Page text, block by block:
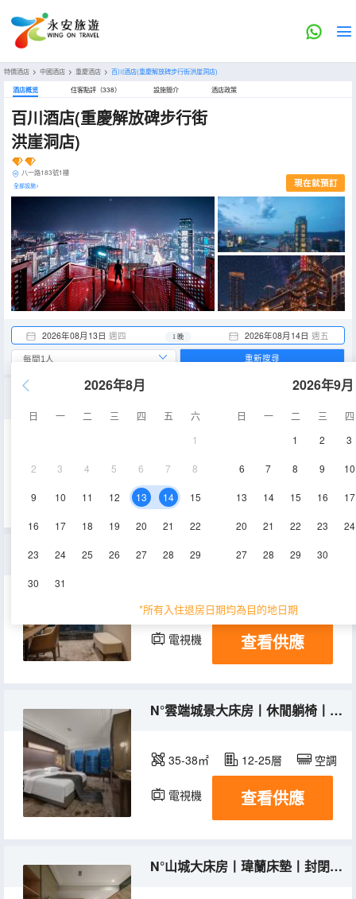
特價酒店 > 中國酒店 > 重慶酒店 > 百川酒店(重慶解放碑步行街洪崖洞店)
酒店概览 住客點評（338） 設施簡介 酒店政策
百川酒店(重慶解放碑步行街
洪崖洞店)
八一路183號1樓
全部設施> 現在就預訂
2026年08月13日 週四 2026年08月14日 週五
1 晚
2026年8月
日 一 二 三 四 五
六
1
2 3 4 5 6 7 8
9 10 11 12 13 14 15
16 17 18 19 20 21 22
23 24 25 26 27 28 29
30 31
2026年9月
日 一 二 三
四
1
2 3
6 7 8 9 10
13 14 15 16 17
20 21 22 23 24
27 28 29 30
*所有入住退房日期均為目的地日期
重新搜尋
35-38㎡ 空調
電視機
35-38㎡ 12-27層
電視機 冰箱
查看供應
N°雲端城景大床房丨休閒躺椅丨躺着看網紅地標城景
35-38㎡ 12-25層 空調
電視機 冰箱
查看供應
N°山城大床房丨瑋蘭床墊丨封閉飄窗丨乾濕分離